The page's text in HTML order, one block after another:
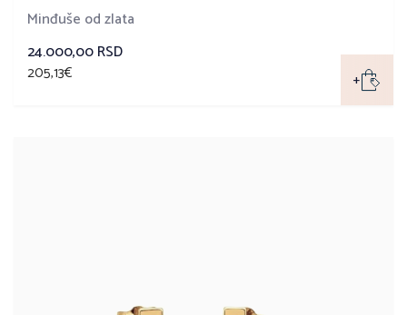
Minđuše od zlata
24.000,00 RSD
205,13€ +